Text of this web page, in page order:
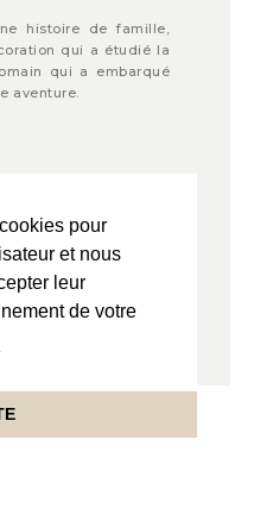
pour
et nous
leur
de votre
histoire de famille,
qui a étudié la
qui a embarqué
aventure.